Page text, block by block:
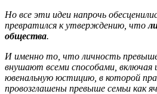
Но все эти идеи напрочь
превратился к утверждению, что
общества.
И именно то, что личность
внушают всеми способами, включая
ювенальную юстицию, в которой
провозглашены превыше семьи как